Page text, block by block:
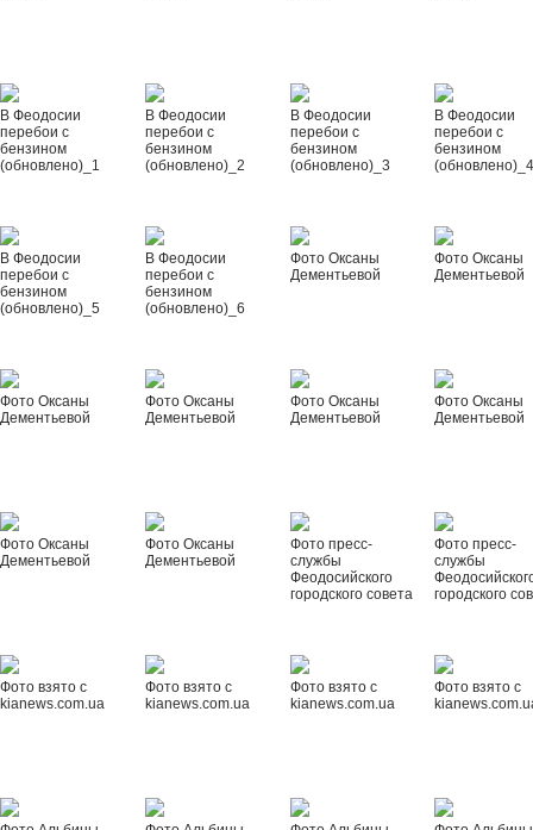
В Феодосии
перебои с
бензином
(обновлено)_1
В Феодосии
перебои с
бензином
(обновлено)_2
В Феодосии
перебои с
бензином
(обновлено)_3
В Феодосии
перебои с
бензином
В Феодосии
перебои с
бензином
(обновлено)_5
В Феодосии
перебои с
бензином
(обновлено)_6
Фото Оксаны
Дементьевой
Фото Оксаны
Дементьевой
Фото Оксаны
Дементьевой
Фото Оксаны
Дементьевой
Фото Оксаны
Дементьевой
Фото Оксаны
Дементьевой
Фото Оксаны
Дементьевой
Фото Оксаны
Дементьевой
Фото пресс-
службы
Феодосийского
городского совета
Фото пресс-
службы
городского
Фото взято с
kianews.com.ua
Фото взято с
kianews.com.ua
Фото взято с
kianews.com.ua
Фото взято с